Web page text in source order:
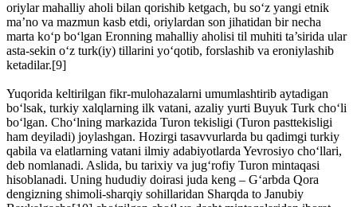
oriylar mahalliy aholi bilan qorishib ketgach, bu so‘z yangi etnik
ma’no va mazmun kasb etdi, oriylardan son jihatidan bir necha
marta ko‘p bo‘lgan Eronning mahalliy aholisi til muhiti ta’sirida ular
asta-sekin o‘z turk(iy) tillarini yo‘qotib, forslashib va eroniylashib
ketadilar.[9]
Yuqorida keltirilgan fikr-mulohazalarni umumlashtirib aytadigan
bo‘lsak, turkiy xalqlarning ilk vatani, azaliy yurti Buyuk Turk cho‘li
bo‘lgan. Cho‘lning markazida Turon tekisligi (Turon pasttekisligi
ham deyiladi) joylashgan. Hozirgi tasavvurlarda bu qadimgi turkiy
qabila va elatlarning vatani ilmiy adabiyotlarda Yevrosiyo cho‘llari,
deb nomlanadi. Aslida, bu tarixiy va jug‘rofiy Turon mintaqasi
hisoblanadi. Uning hududiy doirasi juda keng – G‘arbda Qora
dengizning shimoli-sharqiy sohillaridan Sharqda to Janubiy